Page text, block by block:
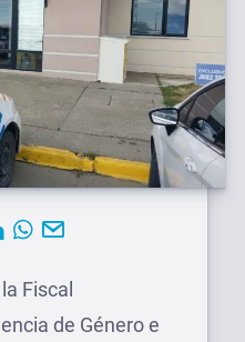
Fiscal
de Género e